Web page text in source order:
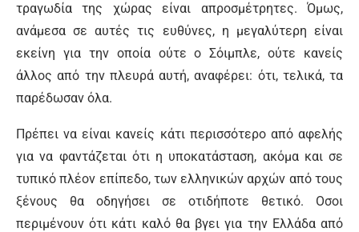
τραγωδία της χώρας είναι απροσμέτρητες. Όμως,
ανάμεσα σε αυτές τις ευθύνες, η μεγαλύτερη είναι
εκείνη για την οποία ούτε ο Σόιμπλε, ούτε κανείς
άλλος από την πλευρά αυτή, αναφέρει: ότι, τελικά, τα
παρέδωσαν όλα.
Πρέπει να είναι κανείς κάτι περισσότερο από αφελής
για να φαντάζεται ότι η υποκατάσταση, ακόμα και σε
τυπικό πλέον επίπεδο, των ελληνικών αρχών από τους
ξένους θα οδηγήσει σε οτιδήποτε θετικό. Οσοι
περιμένουν ότι κάτι καλό θα βγει για την Ελλάδα από